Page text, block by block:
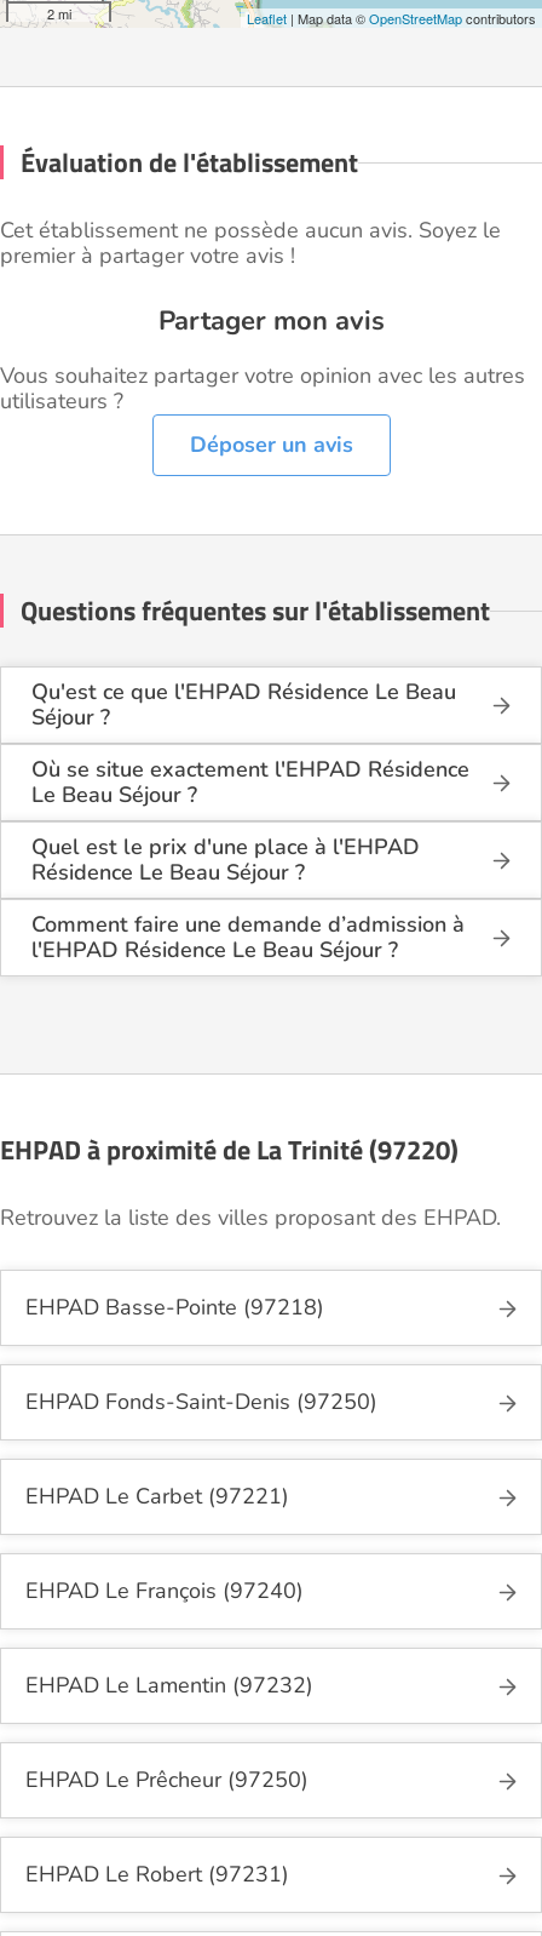
2 mi
Leaflet | Map data ©OpenStreetMapcontributors
Évaluation de l'établissement
Cet établissement ne possède aucun avis. Soyez le
premier à partager votre avis !
Partager mon avis
Vous souhaitez partager votre opinion avec les autres
utilisateurs ?
Déposer un avis
Questions fréquentes sur l'établissement
Qu'est ce que l'EHPAD Résidence Le Beau
Séjour ?
L'EHPAD Résidence Le Beau Séjour est une maison
de retraite médicalisée de type hébergement
permanent, hébergement temporaire , située à La
Trinité (97220).
Où se situe exactement l'EHPAD Résidence
Le Beau Séjour ?
L'EHPAD Résidence Le Beau Séjour est situé
Quartier Beauséjour à La Trinité (97220),
en Martinique (972).
Quel est le prix d'une place à l'EHPAD
Résidence Le Beau Séjour ?
L'EHPAD Résidence Le Beau Séjour propose des
logements en chambre simple à partir de 2 325€
par mois.
Comment faire une demande d’admission à
l'EHPAD Résidence Le Beau Séjour ?
La demande s’effectue directement via le formulaire
les coûts et les démarches administratives
EHPAD à proximité de La Trinité (97220)
Retrouvez la liste des villes proposant des EHPAD.
EHPAD Basse-Pointe (97218)
EHPAD Fonds-Saint-Denis (97250)
EHPAD Le Carbet (97221)
EHPAD Le François (97240)
EHPAD Le Lamentin (97232)
EHPAD Le Prêcheur (97250)
EHPAD Le Robert (97231)